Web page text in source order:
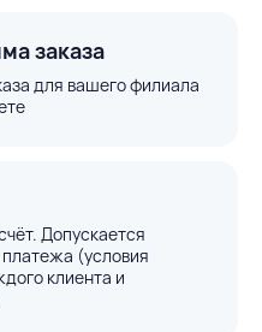
заказа
для вашего филиала
Допускается
(условия
клиента и